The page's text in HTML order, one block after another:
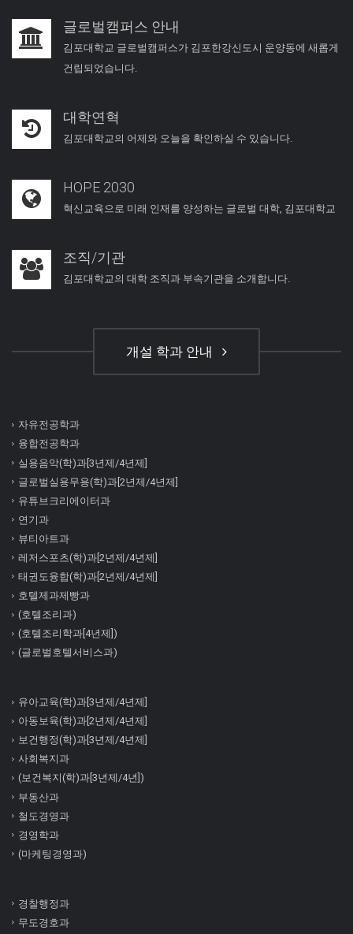
글로벌캠퍼스 안내
김포대학교 글로벌캠퍼스가 김포한강신도시 운양동에 새롭게
건립되었습니다.
대학연혁
김포대학교의 어제와 오늘을 확인하실 수 있습니다.
HOPE 2030
혁신교육으로 미래 인재를 양성하는 글로벌 대학, 김포대학교
조직/기관
김포대학교의 대학 조직과 부속기관을 소개합니다.
개설 학과 안내
자유전공학과
융합전공학과
실용음악(학)과[3년제/4년제]
글로벌실용무용(학)과[2년제/4년제]
유튜브크리에이터과
연기과
뷰티아트과
레저스포츠(학)과[2년제/4년제]
태권도융합(학)과[2년제/4년제]
호텔제과제빵과
(호텔조리과)
(호텔조리학과[4년제])
(글로벌호텔서비스과)
유아교육(학)과[3년제/4년제]
아동보육(학)과[2년제/4년제]
보건행정(학)과[3년제/4년제]
사회복지과
(보건복지(학)과[3년제/4년])
부동산과
철도경영과
경영학과
(마케팅경영과)
경찰행정과
무도경호과